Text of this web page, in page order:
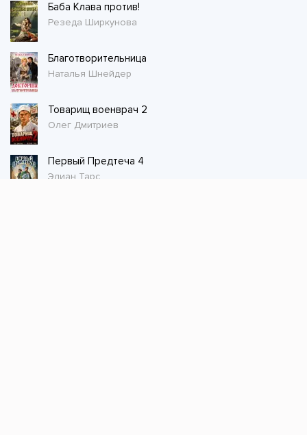
Баба Клава против!
Резеда Ширкунова
Благотворительница
Наталья Шнейдер
Товарищ военврач 2
Олег Дмитриев
Первый Предтеча 4
Элиан Тарс